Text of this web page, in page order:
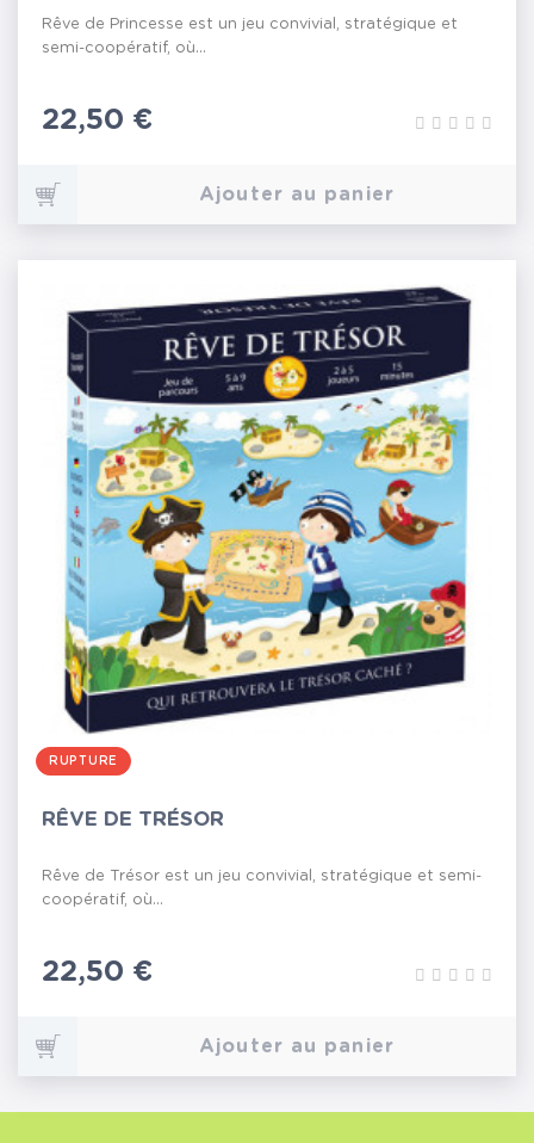
Rêve de Princesse est un jeu convivial, stratégique et
semi-coopératif, où...
Prix
22,50 €
Ajouter au panier
RUPTURE
RÊVE DE TRÉSOR
Rêve de Trésor est un jeu convivial, stratégique et semi-
coopératif, où...
Prix
22,50 €
Ajouter au panier